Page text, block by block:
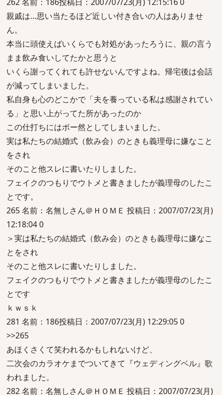
親戚は…思い当たるほど近しい付き合いの人はありませ
ん。
本当に頭使えばいくらでも対処があったろうに、親の言う
まま飲み食いしてたかと思うと
いくら謝ってくれても許せないんですよね。帰宅後は会話
が減ってしまいました。
私自身も心のどこかで「夫を養っている私は感謝されてい
る」と思い上がってた所があったのか
この仕打ちにはボー然としてしまいました。
実は私たちの結婚式（飲み会）のときも義理母に嫌なこと
をされ
そのこと他スレに書いたりしました。
フェイクのつもりでウトメと書きましたが義理母のしたこ
とです。
265 名前：名無しさん＠ＨＯＭＥ 投稿日：2007/07/23(月)
12:18:04 0
＞実は私たちの結婚式（飲み会）のときも義理母に嫌なこ
とをされ
そのこと他スレに書いたりしました。
フェイクのつもりでウトメと書きましたが義理母のしたこ
とです
ｋｗｓｋ
281 名前：186投稿日：2007/07/23(月) 12:29:05 0
>>265
あほくさくて笑われるかもしれないけど、
二次会のカラオケまでついてきて『ウェディングベル』歌
われました。
282 名前：名無しさん＠ＨＯＭＥ 投稿日：2007/07/23(月)